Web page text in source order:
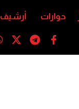
حوارات أرشيف